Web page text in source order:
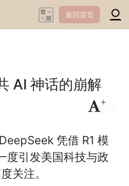
返回首页
AI 神话的崩解
+
凭借 R1 模
度引发美国科技与政
关注。